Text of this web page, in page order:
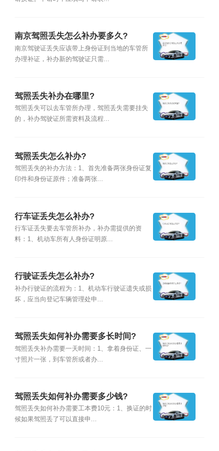
南京驾照丢失怎么补办要多久?
南京驾驶证丢失应该带上身份证到当地的车管所
办理补证，补办新的驾驶证只需...
驾照丢失补办在哪里?
驾照丢失可以去车管所办理，驾照丢失需要挂失
的，补办驾驶证所需资料及流程...
驾照丢失怎么补办?
驾照丢失的补办方法：1、首先准备两张身份证复
印件和身份证原件；准备两张...
行车证丢失怎么补办?
行车证丢失要去车管所补办，补办需提供的资
料：1、机动车所有人身份证明原...
行驶证丢失怎么补办?
补办行驶证的流程为：1、机动车行驶证遗失或损
坏，应当向登记车辆管理处申...
驾照丢失如何补办需要多长时间?
驾照丢失补办需要一天时间：1、拿着身份证、一
寸照片一张，到车管所或者办...
驾照丢失如何补办需要多少钱?
驾照丢失如何补办需要工本费10元：1、换证的时
候如果驾照丢了可以直接申...